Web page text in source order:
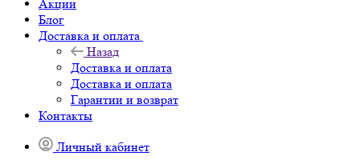
Акции
Блог
Доставка и оплата
Назад
Доставка и оплата
Доставка и оплата
Гарантии и возврат
Контакты
Личный кабинет